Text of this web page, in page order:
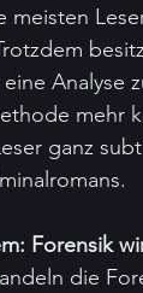
meisten
Analyse
mehr
ganz
Forensik
die